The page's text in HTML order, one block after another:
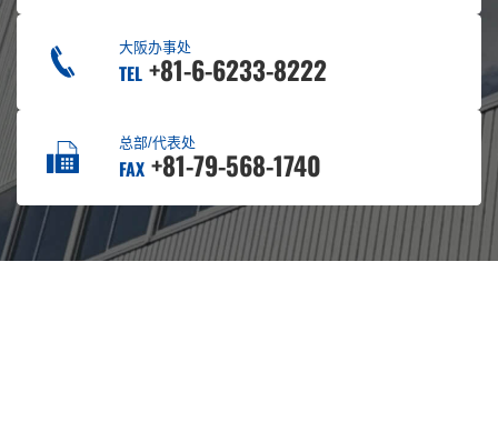
大阪办事处
TEL+81-6-6233-8222
总部/代表处
FAX+81-79-568-1740